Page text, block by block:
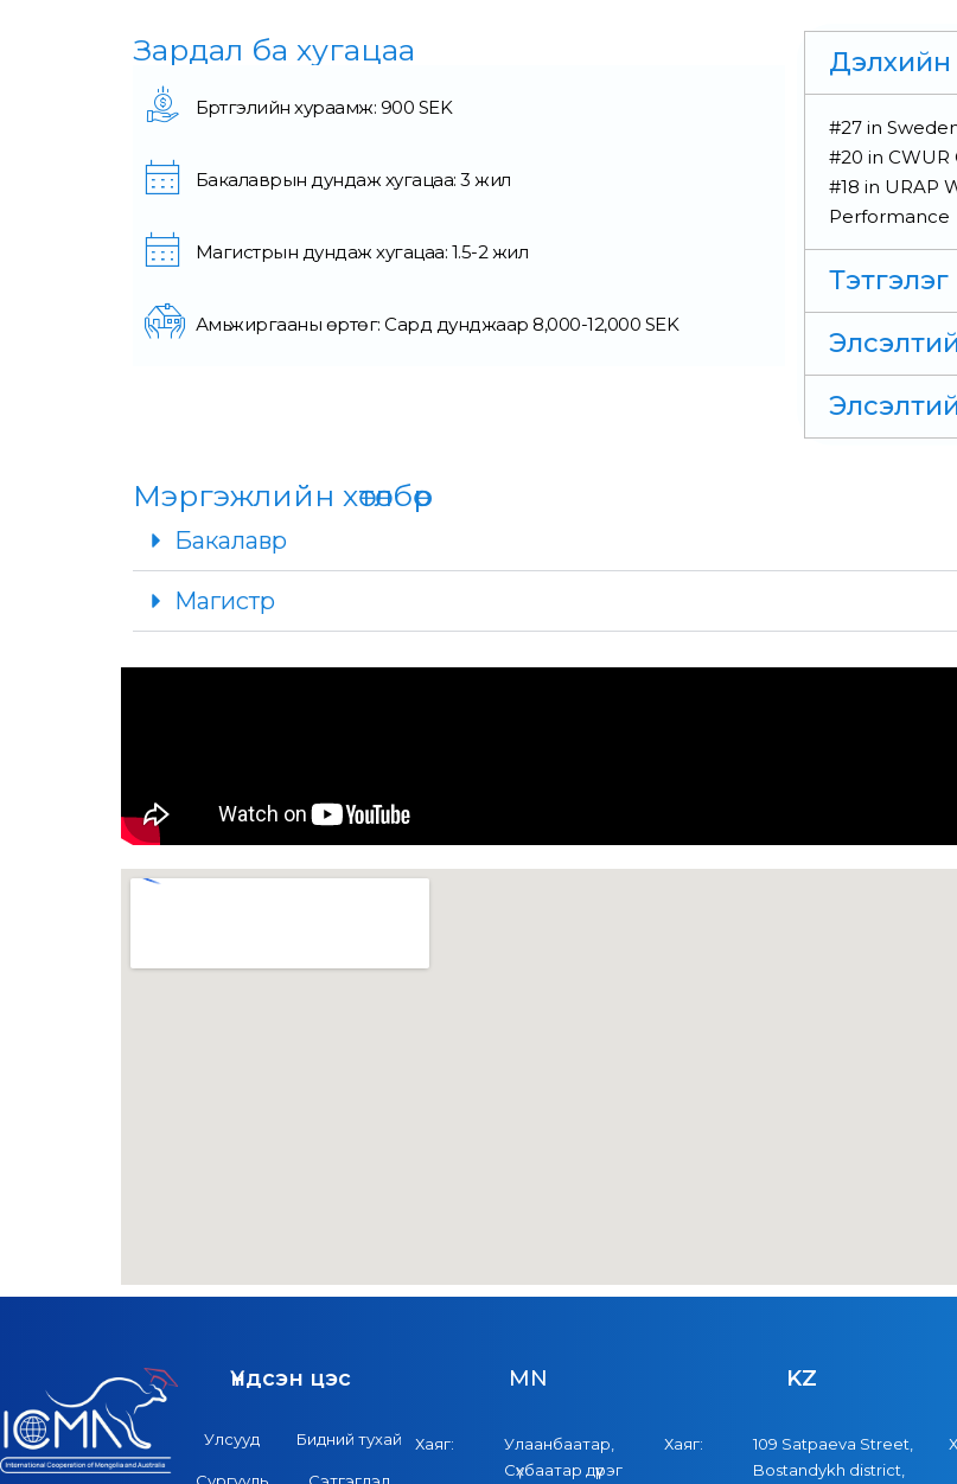
Зардал ба хугацаа
Бүртгэлийн хураамж: 900 SEK
Бакалаврын дундаж хугацаа: 3 жил
Магистрын дундаж хугацаа: 1.5-2 жил
Амьжиргааны өртөг: Сард дунджаар 8,000-12,000 SEK
Дэлхийн
#27 in
#20 in
#18 in URAP
Performance
Тэтгэлэг
Мэргэжлийн хөтөлбөр
Бакалавр
Магистр
Үндсэн цэс
Улсууд Бидний тухай
MN
Хаяг:
Улаанбаатар,
Сүхбаатар дүүрэг
KZ
Хаяг:
109 Satpaeva Street,
Bostandykh district,